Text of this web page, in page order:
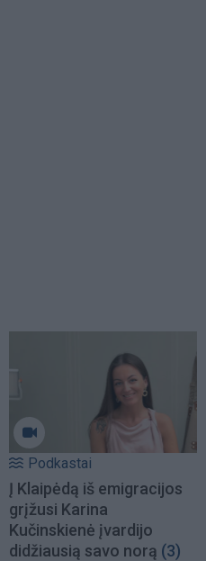
Podkastai
Į Klaipėdą iš emigracijos
grįžusi Karina
Kučinskienė įvardijo
didžiausią savo norą (3)